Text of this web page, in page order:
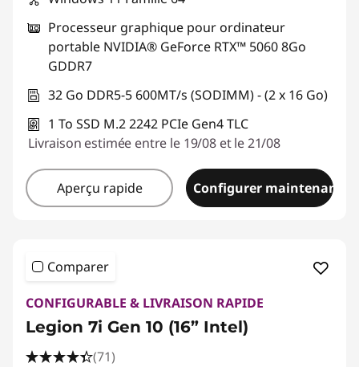
Processeur graphique pour ordinateur
portable NVIDIA® GeForce RTX™ 5060 8Go
GDDR7
32 Go DDR5-5 600MT/s (SODIMM) - (2 x 16 Go)
1 To SSD M.2 2242 PCIe Gen4 TLC
Livraison estimée entre le 19/08 et le 21/08
Aperçu rapide Configurer maintenant
Comparer
CONFIGURABLE & LIVRAISON RAPIDE
Legion 7i Gen 10 (16” Intel)
(71)